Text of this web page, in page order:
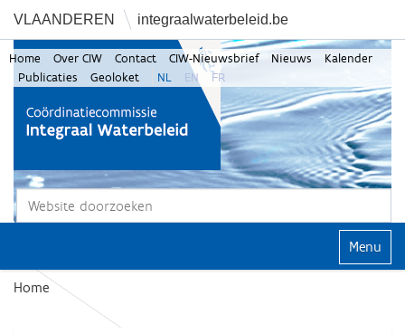
VLAANDEREN integraalwaterbeleid.be
Zoek
Home Over CIW Contact CIW-Nieuwsbrief Nieuws
Kalender
Publicaties
Geoloket NL EN FR
Klap
Home